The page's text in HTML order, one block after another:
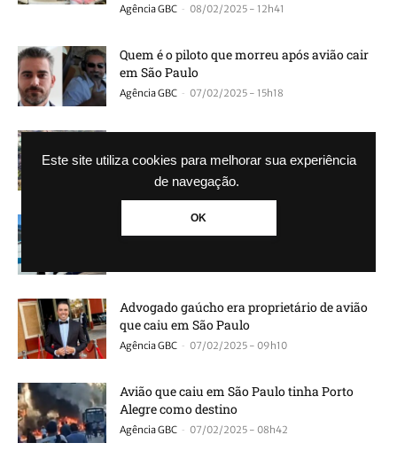
Este site utiliza cookies para melhorar sua experiência
de navegação.
OK
Agência GBC - 08/02/2025 - 12h41
Quem é o piloto que morreu após avião cair
em São Paulo
Agência GBC - 07/02/2025 - 15h18
avião em São Paulo
Agência GBC - 07/02/2025 - 10h29
Quem são as vítimas fatais da queda de
avião em São Paulo
Advogado gaúcho era proprietário de avião
que caiu em São Paulo
Agência GBC - 07/02/2025 - 09h10
Avião que caiu em São Paulo tinha Porto
Alegre como destino
Agência GBC - 07/02/2025 - 08h42